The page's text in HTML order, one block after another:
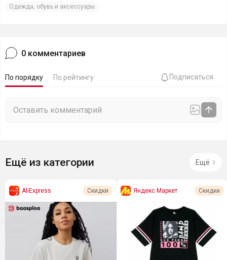
Одежда, обувь и аксессуары
0 комментариев
По порядку По рейтингу Подписаться
Ещё из категории Ещё
AliExpress Скидки Яндекс Маркет Скидки